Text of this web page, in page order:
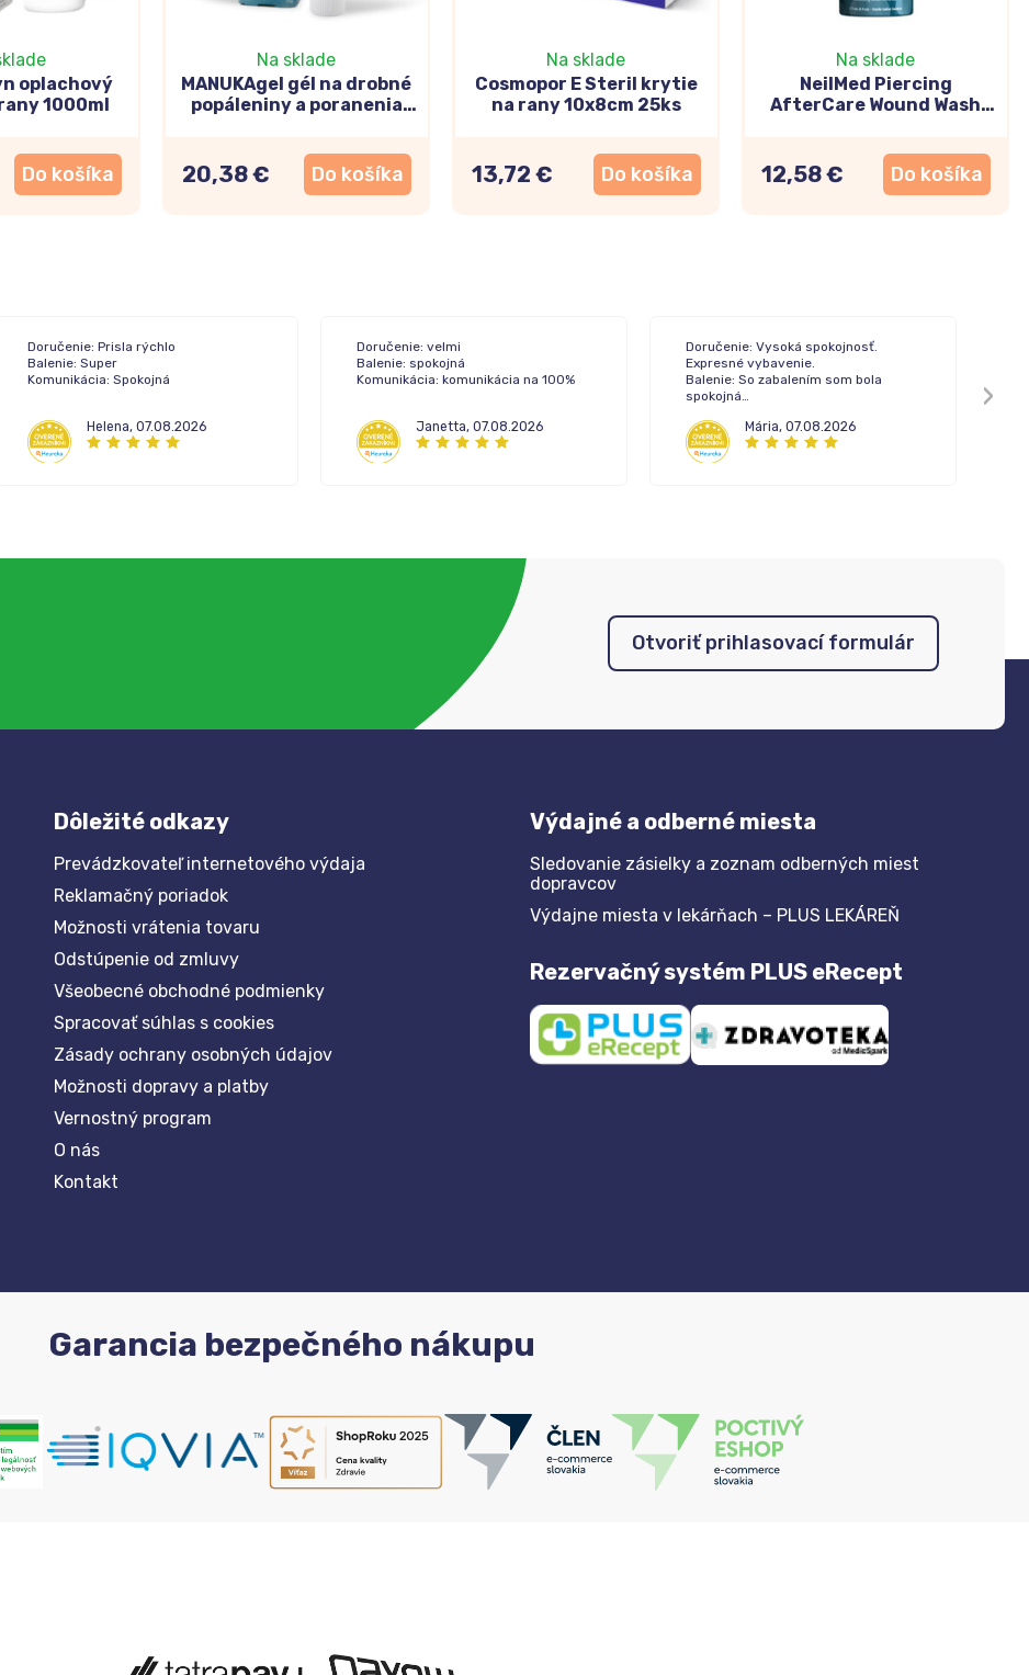
oplachový
1000ml
Do košíka
Na sklade
MANUKAgel gél na drobné
popáleniny a poranenia
20,38 € Do košíka
Na sklade
Cosmopor E Steril krytie
na rany 10x8cm 25ks
13,72 € Do košíka
Na sklade
NeilMed Piercing
AfterCare Wound Wash
12,58 € Do košíka
Doručenie: Prisla rýchlo
Balenie: Super
Komunikácia: Spokojná
Helena, 07.08.2026
Doručenie: velmi
Balenie: spokojná
Komunikácia: komunikácia na 100%
Janetta, 07.08.2026
Doručenie: Vysoká spokojnosť.
Expresné vybavenie.
Balenie: So zabalením som bola
spokojná
som nekomunikovala s call centrom.
No mám skúsenosť z minula. Vysoká
profesionalita pri vybavovaní.
Mária, 07.08.2026
Otvoriť prihlasovací formulár
Dôležité odkazy
Prevádzkovateľ internetového výdaja
Reklamačný poriadok
Možnosti vrátenia tovaru
Odstúpenie od zmluvy
Všeobecné obchodné podmienky
Spracovať súhlas s cookies
Zásady ochrany osobných údajov
Možnosti dopravy a platby
Vernostný program
O nás
Kontakt
Výdajné a odberné miesta
Sledovanie zásielky a zoznam odberných miest
dopravcov
Výdajne miesta v lekárňach – PLUS LEKÁREŇ
Rezervačný systém PLUS eRecept
Garancia bezpečného nákupu